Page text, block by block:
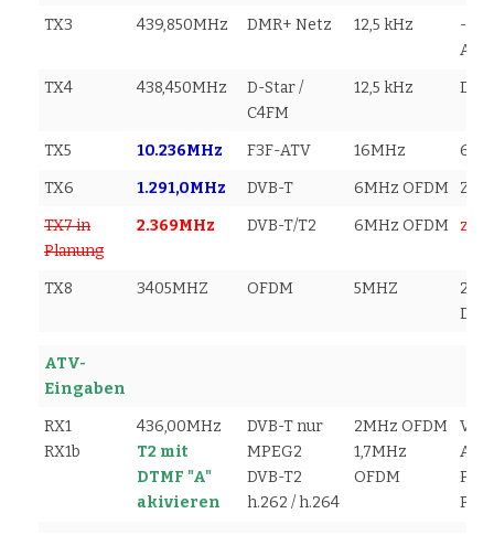
TX3
439,850MHz DMR+ Netz 12,5 kHz
-9,4
TX4
438,450MHz
D-Star /
C4FM
12,5 kHz D-
TX5 10.236MHz F3F-ATV 16MHz
TX6
1.291,0MHz DVB-T 6MHz OFDM
TX7 in
Planung
2.369MHz DVB-T/T2 6MHz OFDM z.Z.
TX8 3405MHZ OFDM 5MHZ
ATV-
Eingaben
RX1
RX1b
436,00MHz
T2 mit
DTMF "A"
akivieren
DVB-T nur
MPEG2
DVB-T2
h.262 / h.264
2MHz OFDM
1,7MHz
OFDM